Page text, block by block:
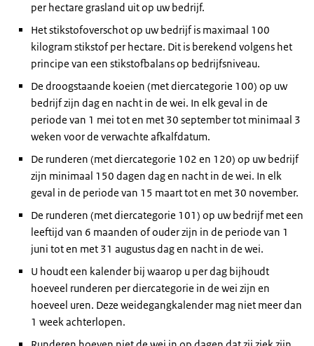
per hectare grasland uit op uw bedrijf.
Het stikstofoverschot op uw bedrijf is maximaal 100
kilogram stikstof per hectare. Dit is berekend volgens het
principe van een stikstofbalans op bedrijfsniveau.
De droogstaande koeien (met diercategorie 100) op uw
bedrijf zijn dag en nacht in de wei. In elk geval in de
periode van 1 mei tot en met 30 september tot minimaal 3
weken voor de verwachte afkalfdatum.
De runderen (met diercategorie 102 en 120) op uw bedrijf
zijn minimaal 150 dagen dag en nacht in de wei. In elk
geval in de periode van 15 maart tot en met 30 november.
De runderen (met diercategorie 101) op uw bedrijf met een
leeftijd van 6 maanden of ouder zijn in de periode van 1
juni tot en met 31 augustus dag en nacht in de wei.
U houdt een kalender bij waarop u per dag bijhoudt
hoeveel runderen per diercategorie in de wei zijn en
hoeveel uren. Deze weidegangkalender mag niet meer dan
1 week achterlopen.